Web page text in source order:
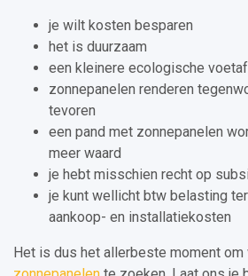
je wilt kosten besparen
het is duurzaam
een kleinere ecologische
zonnepanelen renderen
tevoren
een pand met zonnepanelen
meer waard
je hebt misschien recht op
je kunt wellicht btw belasting
aankoop- en installatiekosten
Het is dus het allerbeste moment